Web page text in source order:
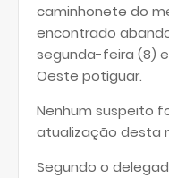
caminhonete do
encontrado
segunda-feira (8)
Oeste potiguar.
Nenhum suspeito
atualização desta
Segundo o